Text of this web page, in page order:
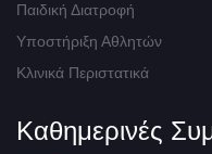
Παιδική Διατροφή
Υποστήριξη Αθλητών
Κλινικά Περιστατικά
Καθημερινές